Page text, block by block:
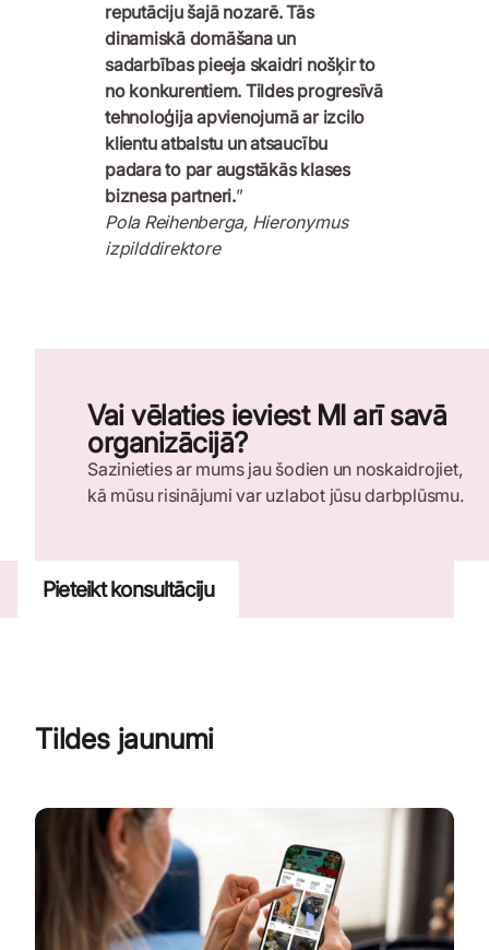
reputāciju šajā nozarē. Tās
dinamiskā domāšana un
sadarbības pieeja skaidri nošķir to
no konkurentiem. Tildes progresīvā
tehnoloģija apvienojumā ar izcilo
klientu atbalstu un atsaucību
padara to par augstākās klases
biznesa partneri.”
Pola Reihenberga, Hieronymus
izpilddirektore
Vai vēlaties ieviest MI arī savā
organizācijā?
Sazinieties ar mums jau šodien un noskaidrojiet,
kā mūsu risinājumi var uzlabot jūsu darbplūsmu.
Pieteikt konsultāciju
Tildes jaunumi